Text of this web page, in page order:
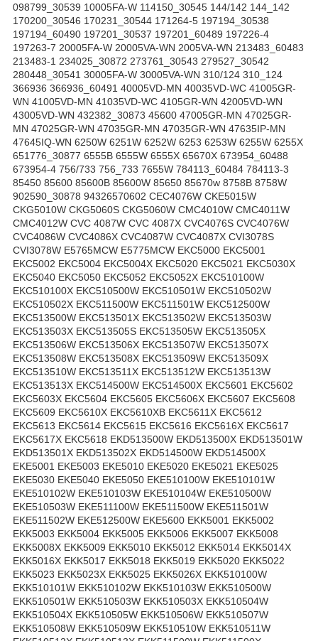
098799_30539 10005FA-W 114150_30545 144/142 144_142
170200_30546 170231_30544 171264-5 197194_30538
197194_60490 197201_30537 197201_60489 197226-4
197263-7 20005FA-W 20005VA-WN 2005VA-WN 213483_60483
213483-1 234025_30872 273761_30543 279527_30542
280448_30541 30005FA-W 30005VA-WN 310/124 310_124
366936 366936_60491 40005VD-MN 40035VD-WC 41005GR-
WN 41005VD-MN 41035VD-WC 4105GR-WN 42005VD-WN
43005VD-WN 432382_30873 45600 47005GR-MN 47025GR-
MN 47025GR-WN 47035GR-MN 47035GR-WN 47635IP-MN
47645IQ-WN 6250W 6251W 6252W 6253 6253W 6255W 6255X
651776_30877 6555B 6555W 6555X 65670X 673954_60488
673954-4 756/733 756_733 7655W 784113_60484 784113-3
85450 85600 85600B 85600W 85650 85670w 8758B 8758W
902590_30878 94326570602 CEC4076W CKE5015W
CKG5010W CKG5060S CKG5060W CMC4010W CMC4011W
CMC4012W CVC 4087W CVC 4087X CVC4076S CVC4076W
CVC4086W CVC4086X CVC4087W CVC4087X CVI3078S
CVI3078W E5765MCW E5775MCW EKC5000 EKC5001
EKC5002 EKC5004 EKC5004X EKC5020 EKC5021 EKC5030X
EKC5040 EKC5050 EKC5052 EKC5052X EKC510100W
EKC510100X EKC510500W EKC510501W EKC510502W
EKC510502X EKC511500W EKC511501W EKC512500W
EKC513500W EKC513501X EKC513502W EKC513503W
EKC513503X EKC513505S EKC513505W EKC513505X
EKC513506W EKC513506X EKC513507W EKC513507X
EKC513508W EKC513508X EKC513509W EKC513509X
EKC513510W EKC513511X EKC513512W EKC513513W
EKC513513X EKC514500W EKC514500X EKC5601 EKC5602
EKC5603X EKC5604 EKC5605 EKC5606X EKC5607 EKC5608
EKC5609 EKC5610X EKC5610XB EKC5611X EKC5612
EKC5613 EKC5614 EKC5615 EKC5616 EKC5616X EKC5617
EKC5617X EKC5618 EKD513500W EKD513500X EKD513501W
EKD513501X EKD513502X EKD514500W EKD514500X
EKE5001 EKE5003 EKE5010 EKE5020 EKE5021 EKE5025
EKE5030 EKE5040 EKE5050 EKE510100W EKE510101W
EKE510102W EKE510103W EKE510104W EKE510500W
EKE510503W EKE511100W EKE511500W EKE511501W
EKE511502W EKE512500W EKE5600 EKK5001 EKK5002
EKK5003 EKK5004 EKK5005 EKK5006 EKK5007 EKK5008
EKK5008X EKK5009 EKK5010 EKK5012 EKK5014 EKK5014X
EKK5016X EKK5017 EKK5018 EKK5019 EKK5020 EKK5022
EKK5023 EKK5023X EKK5025 EKK5026X EKK510100W
EKK510101W EKK510102W EKK510103W EKK510500W
EKK510501W EKK510503W EKK510503X EKK510504W
EKK510504X EKK510505W EKK510506W EKK510507W
EKK510508W EKK510509W EKK510510W EKK510511W